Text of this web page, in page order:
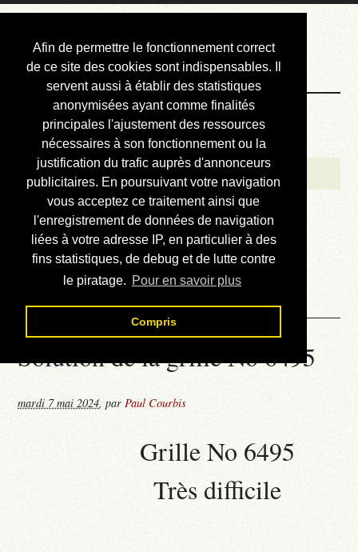
Afin de permettre le fonctionnement correct
de ce site des cookies sont indispensables. Il
servent aussi à établir des statistiques
anonymisées ayant comme finalités
principales l'ajustement des ressources
nécessaires à son fonctionnement ou la
justification du trafic auprès d'annonceurs
publicitaires. En poursuivant votre navigation
vous acceptez ce traitement ainsi que
l'enregistrement de données de navigation
liées à votre adresse IP, en particulier à des
fins statistiques, de debug et de lutte contre
le piratage. Pour en savoir plus
Compris
Courbis, « LE »
Blog Officiel
Bienvenue
Réalisations
Divers (et d’été)
Annonces
Liens externes
Téléchargement
Contact
Solution de la grille No 6495
mardi 7 mai 2024,parPaul Courbis
Grille No 6495
Très difficile